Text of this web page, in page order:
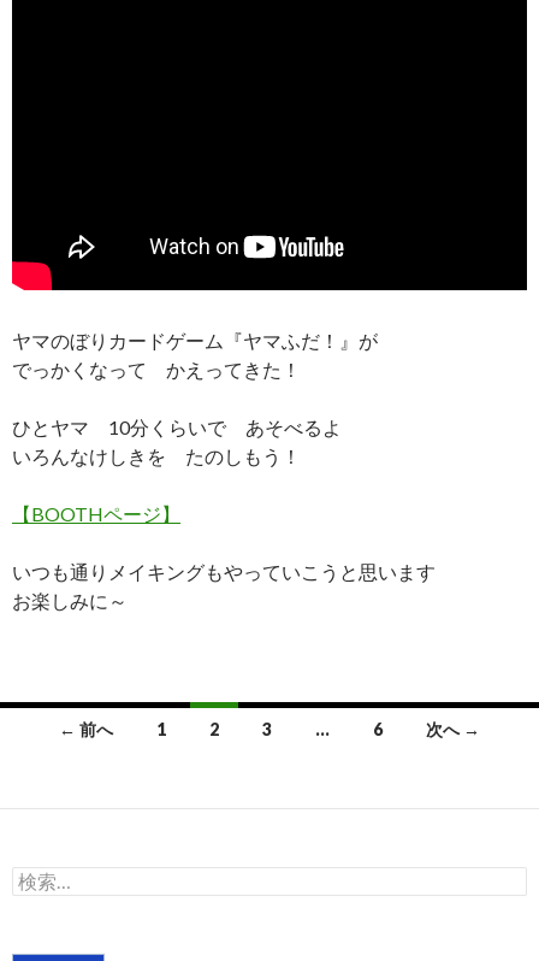
ヤマのぼりカードゲーム『ヤマふだ！』が
でっかくなって かえってきた！
ひとヤマ 10分くらいで あそべるよ
いろんなけしきを たのしもう！
【BOOTHページ】
いつも通りメイキングもやっていこうと思います
お楽しみに～
ナ
ゲ
← 前へ 1 2 3 … 6 次へ →
検
索: